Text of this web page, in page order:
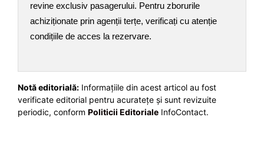
revine exclusiv pasagerului. Pentru zborurile
achiziționate prin agenții terțe, verificați cu atenție
condițiile de acces la rezervare.
Notă editorială: Informațiile din acest articol au fost
verificate editorial pentru acuratețe și sunt revizuite
periodic, conform Politicii Editoriale InfoContact.